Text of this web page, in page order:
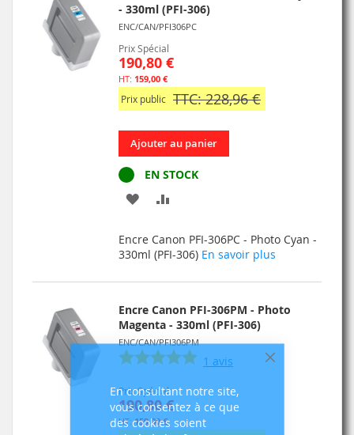
Fermer
En consultant notre site,
vous consentez à ce que
des cookies soient
- 330ml (PFI-306)
ENC/CAN/PFI306PC
Prix Spécial
190,80 €
159,00 €
Prix public TTC: 228,96 €
Ajouter au panier
EN STOCK
AJOUTER
MA
LISTE
D’ENVIE
COMPARATEUR
Encre Canon PFI-306PC - Photo Cyan -
330ml (PFI-306) En savoir plus
Encre Canon PFI-306PM - Photo
Magenta - 330ml (PFI-306)
ENC/CAN/PFI306PM
1 avis
Prix Spécial
190,80 €
159,00 €